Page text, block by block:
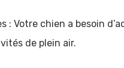
: Votre chien a besoin
de plein air.